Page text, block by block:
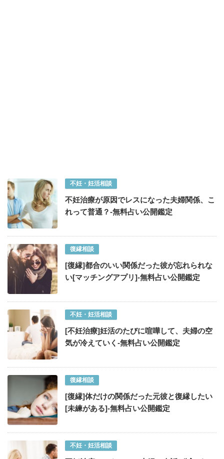
不妊・妊活相談
不妊治療が原因でレスになった夫婦関係、こ
れって普通？-無料占い公開鑑定
復縁相談
[復縁]都合のいい関係だった彼が忘れられな
い[マッチングアプリ]-無料占い公開鑑定
不妊・妊活相談
[不妊治療]妊活のたびに喧嘩して、夫婦の空
気が冷えていく-無料占い公開鑑定
復縁相談
[復縁]体だけの関係だった元彼と復縁したい
[未練がある]-無料占い公開鑑定
不妊・妊活相談